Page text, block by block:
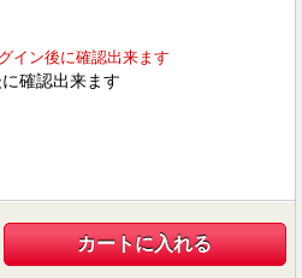
イン後に確認出来ます
確認出来ます
カートに入れる